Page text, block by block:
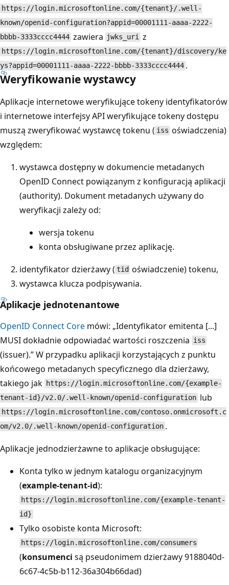
https://login.microsoftonline.com/{tenant}/.well-
known/openid-configuration?appid=00001111-aaaa-2222-
bbbb-3333cccc4444 zawiera jwks_uri z
https://login.microsoftonline.com/{tenant}/discovery/ke
ys?appid=00001111-aaaa-2222-bbbb-3333cccc4444 .
Weryfikowanie wystawcy
Aplikacje internetowe weryfikujące tokeny identyfikatorów
i internetowe interfejsy API weryfikujące tokeny dostępu
muszą zweryfikować wystawcę tokenu ( iss oświadczenia)
względem:
wystawca dostępny w dokumencie metadanych
OpenID Connect powiązanym z konfiguracją aplikacji
(authority). Dokument metadanych używany do
weryfikacji zależy od:
wersja tokenu
konta obsługiwane przez aplikację.
identyfikator dzierżawy ( tid oświadczenie) tokenu,
wystawca klucza podpisywania.
Aplikacje jednotenantowe
OpenID Connect Core mówi: „Identyfikator emitenta [...]
MUSI dokładnie odpowiadać wartości roszczenia iss
(issuer).” W przypadku aplikacji korzystających z punktu
końcowego metadanych specyficznego dla dzierżawy,
takiego jak https://login.microsoftonline.com/{example-
tenant-id}/v2.0/.well-known/openid-configuration lub
https://login.microsoftonline.com/contoso.onmicrosoft.c
om/v2.0/.well-known/openid-configuration .
Aplikacje jednodzierżawne to aplikacje obsługujące:
Konta tylko w jednym katalogu organizacyjnym
(example-tenant-id):
https://login.microsoftonline.com/{example-tenant-
id}
Tylko osobiste konta Microsoft:
https://login.microsoftonline.com/consumers
(konsumenci są pseudonimem dzierżawy 9188040d-
6c67-4c5b-b112-36a304b66dad)